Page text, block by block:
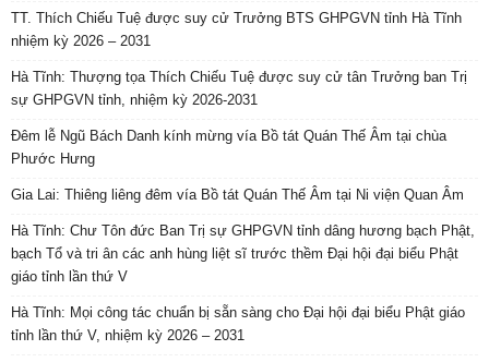
TT. Thích Chiếu Tuệ được suy cử Trưởng BTS GHPGVN tỉnh Hà Tĩnh
nhiệm kỳ 2026 – 2031
Hà Tĩnh: Thượng tọa Thích Chiếu Tuệ được suy cử tân Trưởng ban Trị
sự GHPGVN tỉnh, nhiệm kỳ 2026-2031
Đêm lễ Ngũ Bách Danh kính mừng vía Bồ tát Quán Thế Âm tại chùa
Phước Hưng
Gia Lai: Thiêng liêng đêm vía Bồ tát Quán Thế Âm tại Ni viện Quan Âm
Hà Tĩnh: Chư Tôn đức Ban Trị sự GHPGVN tỉnh dâng hương bạch Phật,
bạch Tổ và tri ân các anh hùng liệt sĩ trước thềm Đại hội đại biểu Phật
giáo tỉnh lần thứ V
Hà Tĩnh: Mọi công tác chuẩn bị sẵn sàng cho Đại hội đại biểu Phật giáo
tỉnh lần thứ V, nhiệm kỳ 2026 – 2031